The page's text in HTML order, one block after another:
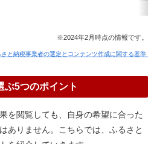
※2024年2月時点の情報です。
と納税事業者の選定とコンテンツ作成に関する基準
ぶ5つのポイント
を閲覧しても、自身の希望に合った
ありません。こちらでは、ふるさと